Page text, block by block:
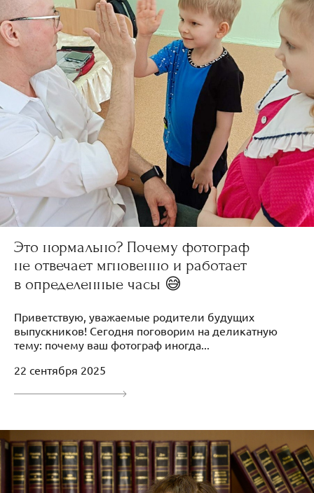
Это нормально? Почему фотограф
не отвечает мгновенно и работает
в определенные часы 😅
Приветствую, уважаемые родители будущих
выпускников! Сегодня поговорим на деликатную
тему: почему ваш фотограф иногда...
22 сентября 2025